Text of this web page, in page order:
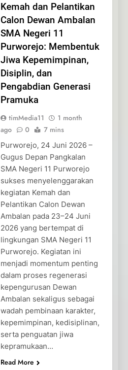
Kemah dan Pelantikan
Calon Dewan Ambalan
SMA Negeri 11
Purworejo: Membentuk
Jiwa Kepemimpinan,
Disiplin, dan
Pengabdian Generasi
Pramuka
timMedia11
1 month
ago
0 7 mins
Purworejo, 24 Juni 2026 –
Gugus Depan Pangkalan
SMA Negeri 11 Purworejo
sukses menyelenggarakan
kegiatan Kemah dan
Pelantikan Calon Dewan
Ambalan pada 23–24 Juni
2026 yang bertempat di
lingkungan SMA Negeri 11
Purworejo. Kegiatan ini
menjadi momentum penting
dalam proses regenerasi
kepengurusan Dewan
Ambalan sekaligus sebagai
wadah pembinaan karakter,
kepemimpinan, kedisiplinan,
serta penguatan jiwa
kepramukaan…
Read More